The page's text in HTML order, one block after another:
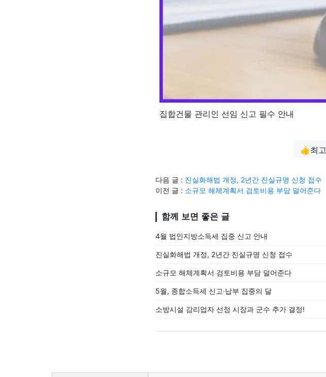
집합건물 관리인 선임 신고 필수 안내
👍최고
다음 글 : 진실화해법 개정, 2년간 진실규명 신청 접수
이전 글 : 소규모 해체계획서 검토비용 부담 덜어준다
함께 보면 좋은 글
4월 법인지방소득세 집중 신고 안내
진실화해법 개정, 2년간 진실규명 신청 접수
소규모 해체계획서 검토비용 부담 덜어준다
5월, 종합소득세 신고·납부 집중의 달
소방시설 감리업자 선정 시장과 군수 추가 결정!